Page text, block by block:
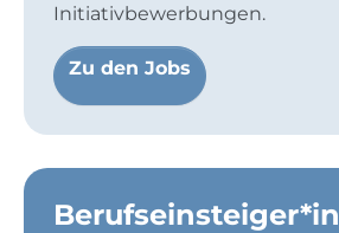
Initiativbewerbungen.
Zu den Jobs
Berufseinsteiger*in